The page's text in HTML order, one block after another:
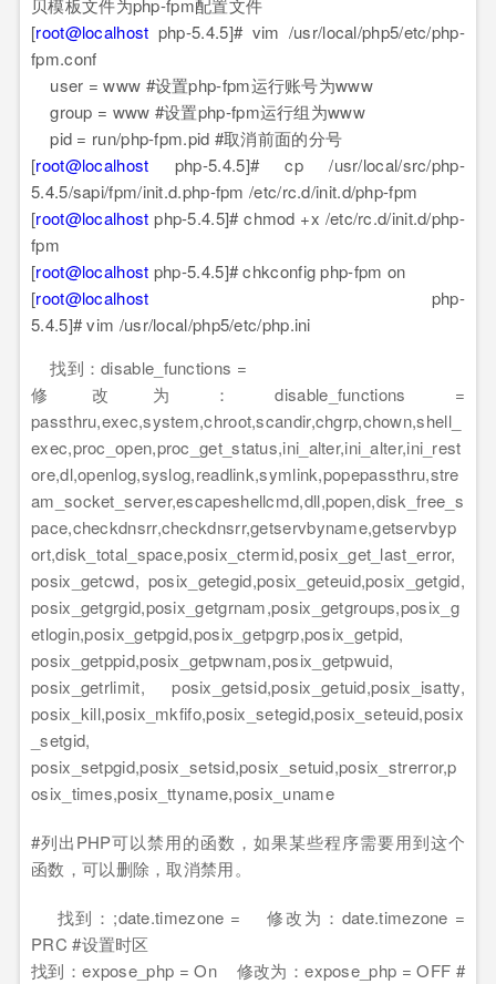
贝模板文件为php-fpm配置文件
[root@localhost php-5.4.5]# vim /usr/local/php5/etc/php-
fpm.conf
user = www #设置php-fpm运行账号为www
group = www #设置php-fpm运行组为www
pid = run/php-fpm.pid #取消前面的分号
[root@localhost php-5.4.5]# cp /usr/local/src/php-
5.4.5/sapi/fpm/init.d.php-fpm /etc/rc.d/init.d/php-fpm
[root@localhost php-5.4.5]# chmod +x /etc/rc.d/init.d/php-
fpm
[root@localhost php-5.4.5]# chkconfig php-fpm on
[root@localhost php-
5.4.5]# vim /usr/local/php5/etc/php.ini
找到：disable_functions =
修改为：disable_functions =
passthru,exec,system,chroot,scandir,chgrp,chown,shell_
exec,proc_open,proc_get_status,ini_alter,ini_alter,ini_rest
ore,dl,openlog,syslog,readlink,symlink,popepassthru,stre
am_socket_server,escapeshellcmd,dll,popen,disk_free_s
pace,checkdnsrr,checkdnsrr,getservbyname,getservbyp
ort,disk_total_space,posix_ctermid,posix_get_last_error,
posix_getcwd, posix_getegid,posix_geteuid,posix_getgid,
posix_getgrgid,posix_getgrnam,posix_getgroups,posix_g
etlogin,posix_getpgid,posix_getpgrp,posix_getpid,
posix_getppid,posix_getpwnam,posix_getpwuid,
posix_getrlimit, posix_getsid,posix_getuid,posix_isatty,
posix_kill,posix_mkfifo,posix_setegid,posix_seteuid,posix
_setgid,
posix_setpgid,posix_setsid,posix_setuid,posix_strerror,p
osix_times,posix_ttyname,posix_uname
#列出PHP可以禁用的函数，如果某些程序需要用到这个
函数，可以删除，取消禁用。
找到：;date.timezone = 修改为：date.timezone =
PRC #设置时区
找到：expose_php = On 修改为：expose_php = OFF #